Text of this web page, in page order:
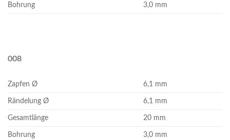
Bohrung 3,0 mm
008
Zapfen Ø 6,1 mm
Rändelung Ø 6,1 mm
Gesamtlänge 20 mm
Bohrung 3,0 mm